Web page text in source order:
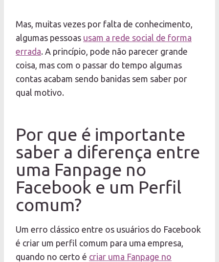
Mas, muitas vezes por falta de conhecimento,
algumas pessoas usam a rede social de forma
errada. A princípio, pode não parecer grande
coisa, mas com o passar do tempo algumas
contas acabam sendo banidas sem saber por
qual motivo.
Por que é importante
saber a diferença entre
uma Fanpage no
Facebook e um Perfil
comum?
Um erro clássico entre os usuários do Facebook
é criar um perfil comum para uma empresa,
quando no certo é criar uma Fanpage no